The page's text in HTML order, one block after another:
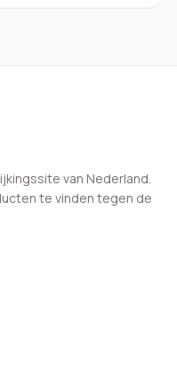
van Nederland.
te vinden tegen de